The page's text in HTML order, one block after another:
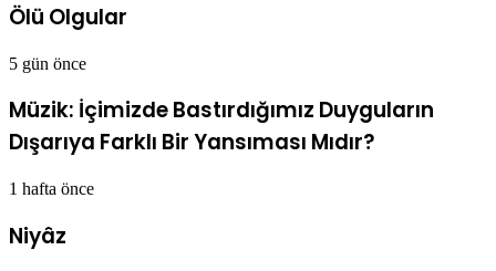
Ölü Olgular
5 gün önce
Müzik: İçimizde Bastırdığımız Duyguların
Dışarıya Farklı Bir Yansıması Mıdır?
1 hafta önce
Niyâz